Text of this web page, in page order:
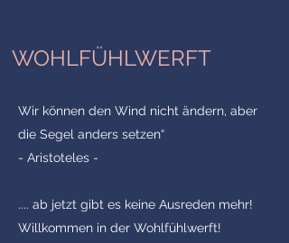
WOHLFÜHLWERFT
Wir können den Wind nicht ändern, aber
die Segel anders setzen“
- Aristoteles -
.... ab jetzt gibt es keine Ausreden mehr!
Willkommen in der Wohlfühlwerft!